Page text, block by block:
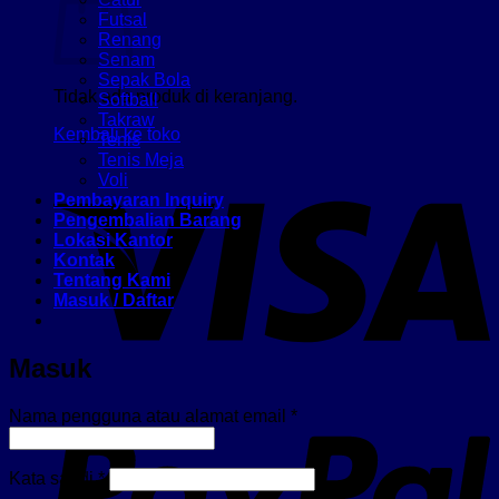
Tidak ada produk di keranjang.
Kembali ke toko
Futsal
Renang
Senam
Sepak Bola
Softball
Takraw
Tenis
Tenis Meja
Voli
Pembayaran Inquiry
Pengembalian Barang
Lokasi Kantor
Kontak
Tentang Kami
Masuk / Daftar
Masuk
Nama pengguna atau alamat email *Wajib
Kata sandi*Wajib